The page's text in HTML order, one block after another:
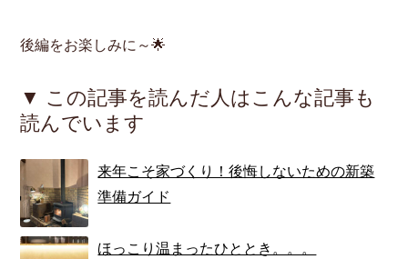
後編をお楽しみに～🌟
▼ この記事を読んだ人はこんな記事も
読んでいます
来年こそ家づくり！後悔しないための新築
準備ガイド
ほっこり温まったひととき。。。